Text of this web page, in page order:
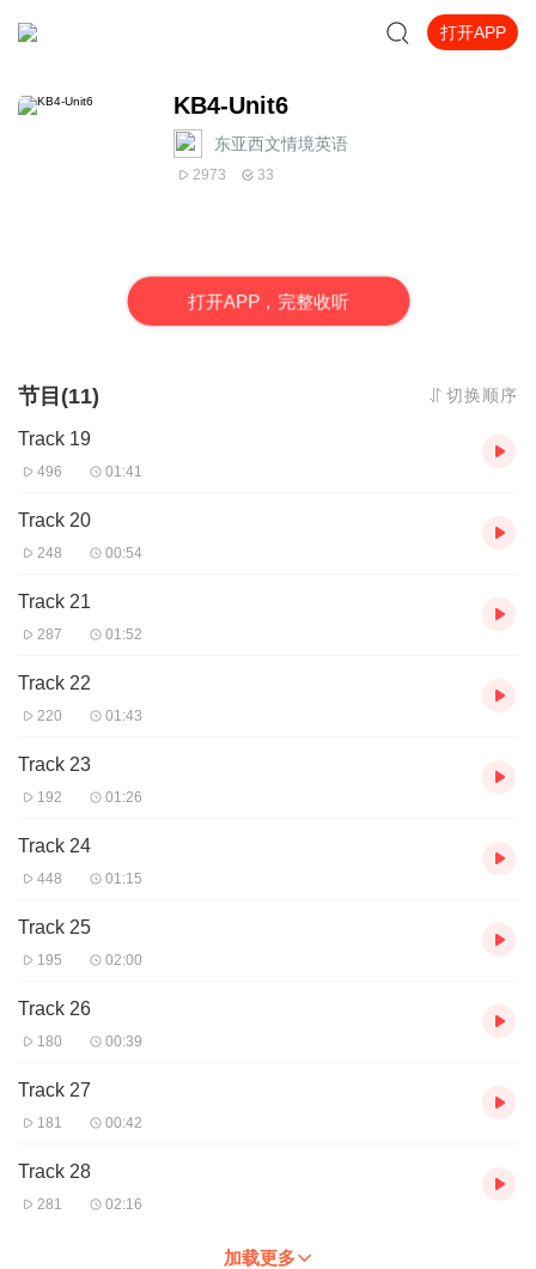
打开APP
KB4-Unit6
东亚西文情境英语
2973 33
打开APP，完整收听
节目(11) 切换顺序
Track 19
496 01:41
Track 20
248 00:54
Track 21
287 01:52
Track 22
220 01:43
Track 23
192 01:26
Track 24
448 01:15
Track 25
195 02:00
Track 26
180 00:39
Track 27
181 00:42
Track 28
281 02:16
加载更多